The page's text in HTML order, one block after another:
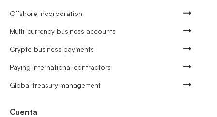
Offshore incorporation
Multi-currency business accounts
Crypto business payments
Paying international contractors
Global treasury management
Cuenta